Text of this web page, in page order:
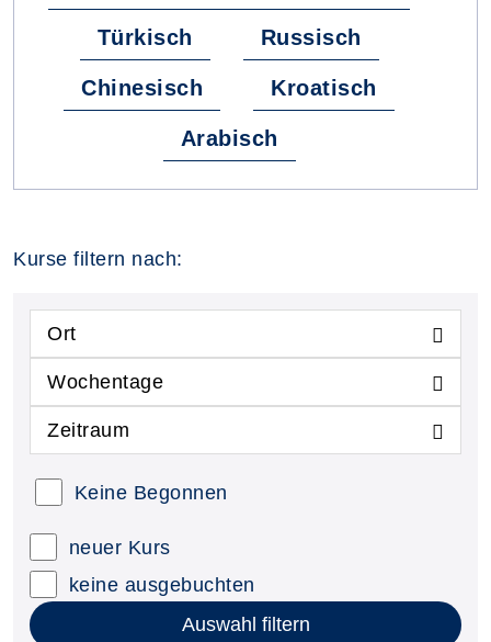
Türkisch Russisch
Chinesisch Kroatisch
Arabisch
Kurse filtern nach:
Ort
Wochentage
Zeitraum
Keine Begonnen
neuer Kurs
keine ausgebuchten
Auswahl filtern